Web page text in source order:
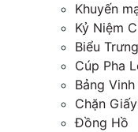
Khuyến
Kỷ Niệm
Biểu
Cúp Pha
Bảng
Chặn
Đồng Hồ